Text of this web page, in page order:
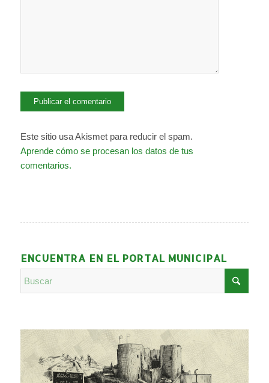
Este sitio usa Akismet para reducir el spam.
Aprende cómo se procesan los datos de tus
comentarios.
ENCUENTRA EN EL PORTAL MUNICIPAL